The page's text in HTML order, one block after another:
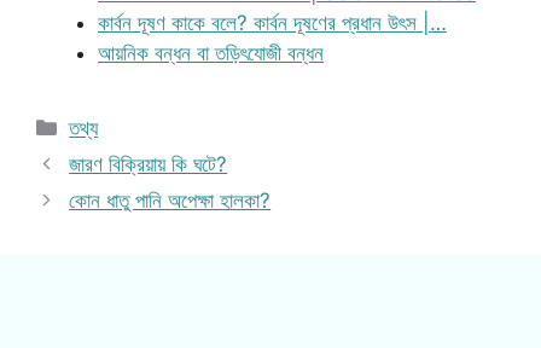
কার্বন দূষণ কাকে বলে? কার্বন দূষণের প্রধান উৎস |…
আয়নিক বন্ধন বা তড়িৎযোজী বন্ধন
Categories
তথ্য
জারণ বিক্রিয়ায় কি ঘটে?
কোন ধাতু পানি অপেক্ষা হালকা?